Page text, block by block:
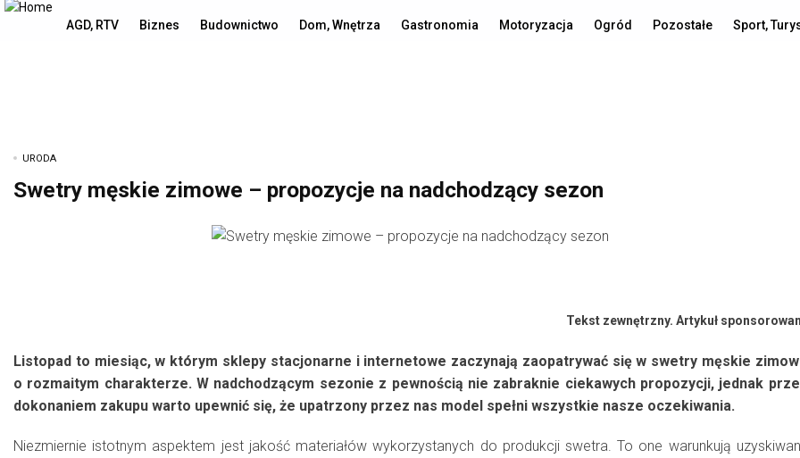
sobota, 8 sierpnia, 2026
AGD, RTV Biznes Budownictwo Dom, Wnętrza Gastronomia Motoryzacja Ogród Pozostałe Sport,
URODA
Swetry męskie zimowe – propozycje na nadchodzący sezon
Tekst zewnętrzny. Artykuł
Listopad to miesiąc, w którym sklepy stacjonarne i internetowe zaczynają zaopatrywać się w swetry męskie
o rozmaitym charakterze. W nadchodzącym sezonie z pewnością nie zabraknie ciekawych propozycji, jednak
dokonaniem zakupu warto upewnić się, że upatrzony przez nas model spełni wszystkie nasze oczekiwania.
Niezmiernie istotnym aspektem jest jakość materiałów wykorzystanych do produkcji swetra. To one warunkują